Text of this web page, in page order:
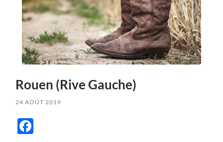
Rouen (Rive Gauche)
24 AOÛT 2019